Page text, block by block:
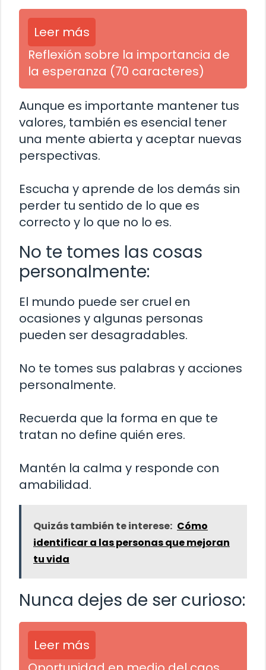
Leer más
Reflexión sobre la importancia de
la esperanza (70 caracteres)
Aunque es importante mantener tus
valores, también es esencial tener
una mente abierta y aceptar nuevas
perspectivas.
Escucha y aprende de los demás sin
perder tu sentido de lo que es
correcto y lo que no lo es.
No te tomes las cosas
personalmente:
El mundo puede ser cruel en
ocasiones y algunas personas
pueden ser desagradables.
No te tomes sus palabras y acciones
personalmente.
Recuerda que la forma en que te
tratan no define quién eres.
Mantén la calma y responde con
amabilidad.
Quizás también te interese: Cómo
identificar a las personas que mejoran
tu vida
Nunca dejes de ser curioso:
Leer más